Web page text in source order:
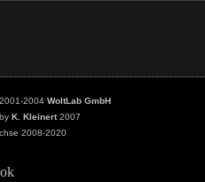
2004 WoltLab GmbH
K. Kleinert2007
2008-2020